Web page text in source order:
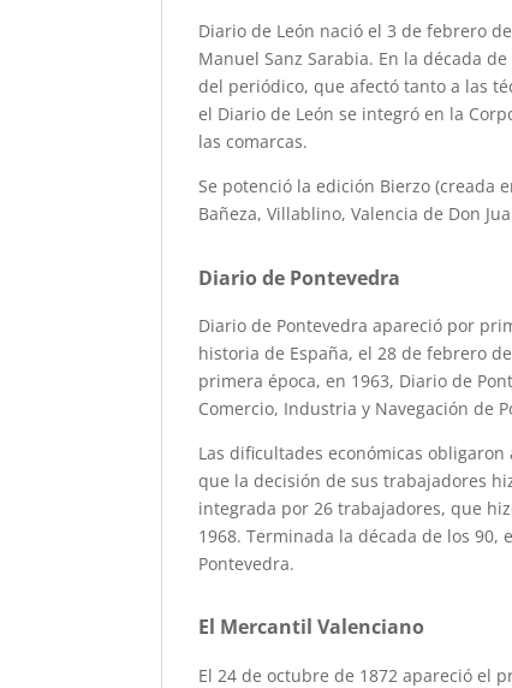
Diario de León nació el 3 de febrero
Manuel Sanz Sarabia. En la década
del periódico, que afectó tanto a las
el Diario de León se integró en la
las comarcas.
Se potenció la edición Bierzo (creada
Bañeza, Villablino, Valencia de Don
Diario de Pontevedra
Diario de Pontevedra apareció por
historia de España, el 28 de febrero
primera época, en 1963, Diario de
Comercio, Industria y Navegación de
Las dificultades económicas
que la decisión de sus trabajadores
integrada por 26 trabajadores, que
1968. Terminada la década de los 90,
Pontevedra.
El Mercantil Valenciano
El 24 de octubre de 1872 apareció el